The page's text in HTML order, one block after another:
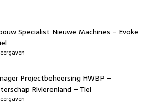
Specialist Nieuwe Machines – Evoke
Projectbeheersing HWBP –
Rivierenland – Tiel